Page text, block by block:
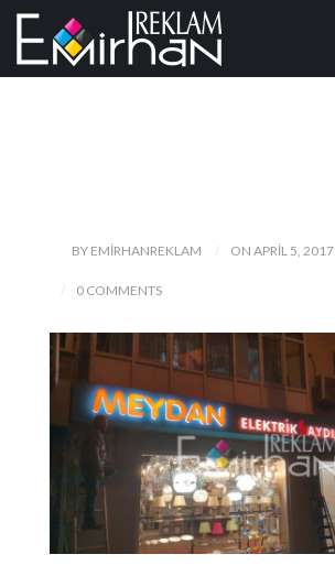
BY EMIRHANREKLAM ON APRIL 5, 2017
0 COMMENTS